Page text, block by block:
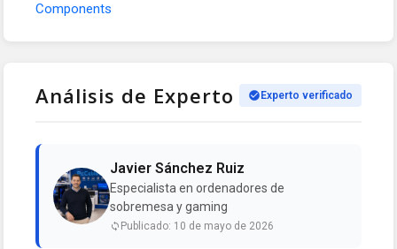
Components
Análisis de Experto Experto verificado
Javier Sánchez Ruiz
Especialista en ordenadores de
sobremesa y gaming
Publicado: 10 de mayo de 2026